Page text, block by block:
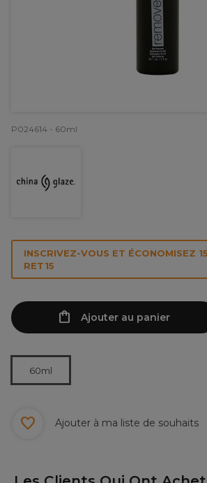
P024614 - 60ml
INSCRIVEZ-VOUS ET ÉCONOMISEZ
RET15
Ajouter au panier
60ml
Ajouter à ma liste de souhaits